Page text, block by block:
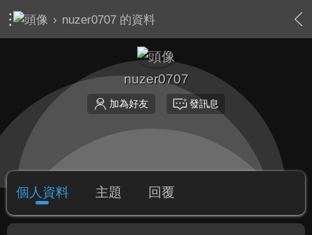
› nuzer0707 的資料
nuzer0707
加為好友 發訊息
個人資料 主題 回覆